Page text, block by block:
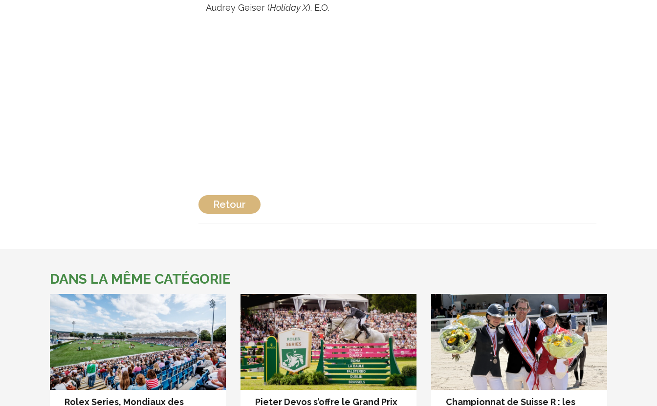
Audrey Geiser (Holiday X). E.O.
Retour
DANS LA MÊME CATÉGORIE
Rolex Series, Mondiaux des Pieter Devos s’offre le Grand Prix Championnat de Suisse R : les